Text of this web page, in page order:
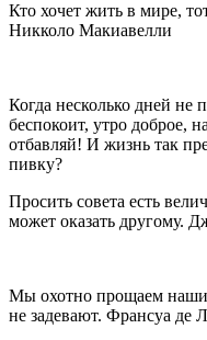
Кто хочет жить в мире,
Никколо Макиавелли
Когда несколько дней не
беспокоит, утро доброе,
отбавляй! И жизнь так
пивку?
Просить совета есть
может оказать другому.
Мы охотно прощаем
не задевают. Франсуа де